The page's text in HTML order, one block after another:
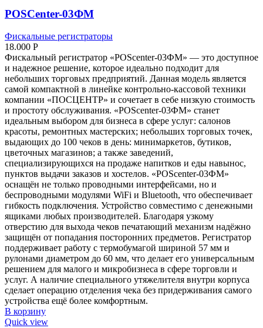
POSCenter-03ФМ
Фискальные регистраторы
18.000 Р
Фискальный регистратор «POScenter-03ФМ» — это доступное
и надежное решение, которое идеально подходит для
небольших торговых предприятий. Данная модель является
самой компактной в линейке контрольно-кассовой техники
компании «ПОСЦЕНТР» и сочетает в себе низкую стоимость
и простоту обслуживания. «POScenter-03ФМ» станет
идеальным выбором для бизнеса в сфере услуг: салонов
красоты, ремонтных мастерских; небольших торговых точек,
выдающих до 100 чеков в день: минимаркетов, бутиков,
цветочных магазинов; а также заведений,
специализирующихся на продаже напитков и еды навынос,
пунктов выдачи заказов и хостелов. «POScenter-03ФМ»
оснащён не только проводными интерфейсами, но и
беспроводными модулями WiFi и Bluetooth, что обеспечивает
гибкость подключения. Устройство совместимо с денежными
ящиками любых производителей. Благодаря узкому
отверстию для выхода чеков печатающий механизм надёжно
защищён от попадания посторонних предметов. Регистратор
поддерживает работу с термобумагой шириной 57 мм и
рулонами диаметром до 60 мм, что делает его универсальным
решением для малого и микробизнеса в сфере торговли и
услуг. А наличие специального утяжелителя внутри корпуса
сделает операцию отделения чека без придерживания самого
устройства ещё более комфортным.
В корзину
Quick view